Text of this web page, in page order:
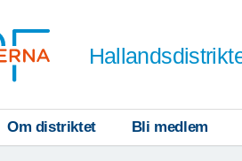
Om distriktet Bli medlem